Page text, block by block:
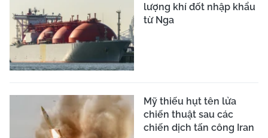
lượng khí đốt nhập khẩu
từ Nga
Mỹ thiếu hụt tên lửa
chiến thuật sau các
chiến dịch tấn công Iran